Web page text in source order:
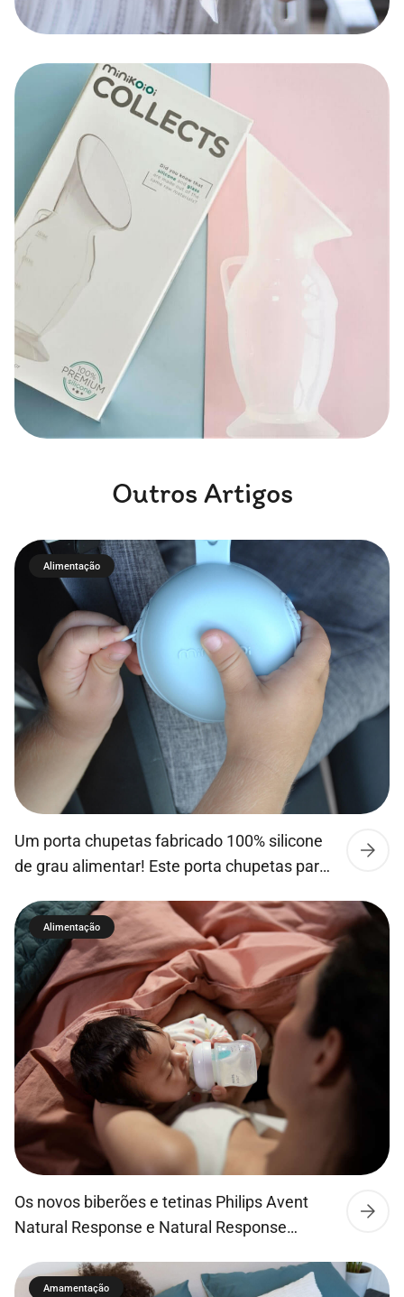
Outros Artigos
Alimentação
Um porta chupetas fabricado 100% silicone
de grau alimentar! Este porta chupetas para
pode se fixar em carrinhos de passeio ou
malas, sendo portátil e fácil de transportar
devido ao seu tamanho compacto.
Alimentação
Os novos biberões e tetinas Philips Avent
Natural Response e Natural Response
quando o bebé bebe ativamente, para que
Amamentação